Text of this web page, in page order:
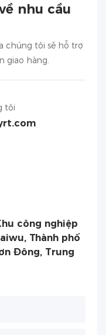
nhu cầu
chúng tôi sẽ hỗ trợ
giao hàng.
tôi
công nghiệp
Thành phố
Đông, Trung